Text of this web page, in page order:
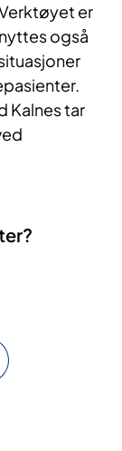
er
også
Kalnes tar